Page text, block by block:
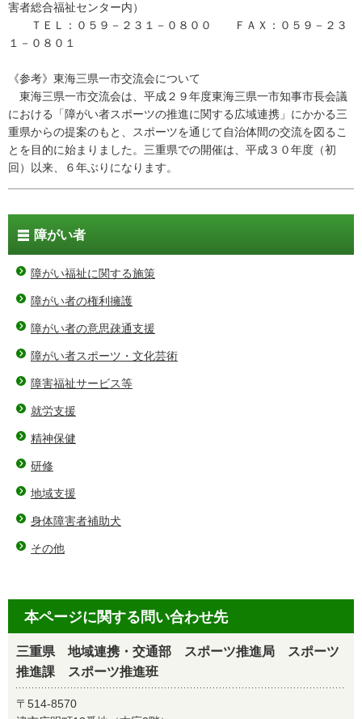
害者総合福祉センター内）
ＴＥＬ：０５９－２３１－０８００ ＦＡＸ：０５９－２３
１－０８０１
《参考》東海三県一市交流会について
東海三県一市交流会は、平成２９年度東海三県一市知事市長会議
における「障がい者スポーツの推進に関する広域連携」にかかる三
重県からの提案のもと、スポーツを通じて自治体間の交流を図るこ
とを目的に始まりました。三重県での開催は、平成３０年度（初
回）以来、６年ぶりになります。
障がい者
障がい福祉に関する施策
障がい者の権利擁護
障がい者の意思疎通支援
障がい者スポーツ・文化芸術
障害福祉サービス等
就労支援
精神保健
研修
地域支援
身体障害者補助犬
その他
本ページに関する問い合わせ先
三重県 地域連携・交通部 スポーツ推進局 スポーツ
推進課 スポーツ推進班
〒514-8570